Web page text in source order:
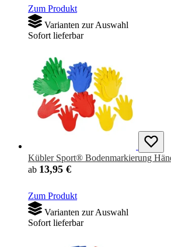
Zum Produkt
Varianten zur Auswahl
Sofort lieferbar
Kübler Sport® Bodenmarkierung
ab 13,95 €
Zum Produkt
Varianten zur Auswahl
Sofort lieferbar